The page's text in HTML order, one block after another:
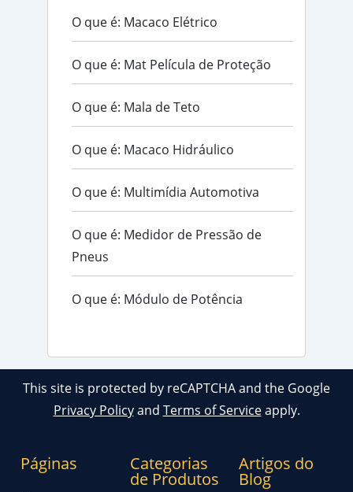
O que é: Macaco Elétrico
O que é: Mat Película de Proteção
O que é: Mala de Teto
O que é: Macaco Hidráulico
O que é: Multimídia Automotiva
O que é: Medidor de Pressão de
Pneus
O que é: Módulo de Potência
This site is protected by reCAPTCHA and the Google
Privacy Policyand Terms of Serviceapply.
Páginas Categorias
de Produtos
Artigos do
Blog